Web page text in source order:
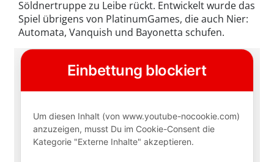
Söldnertruppe zu Leibe rückt. Entwickelt wurde das
Spiel übrigens von PlatinumGames, die auch Nier:
Automata, Vanquish und Bayonetta schufen.